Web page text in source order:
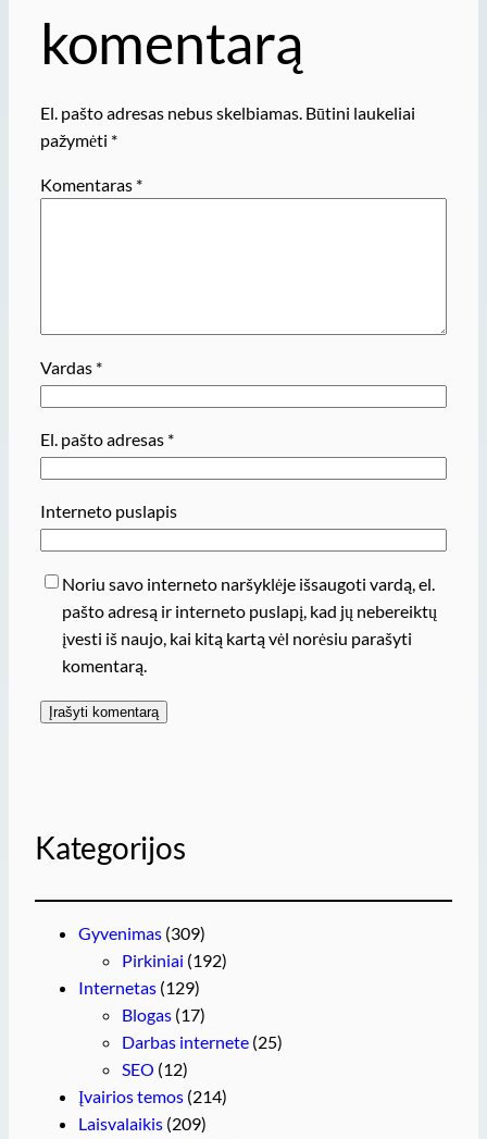
komentarą
El. pašto adresas nebus skelbiamas. Būtini laukeliai
pažymėti *
Komentaras *
Vardas *
El. pašto adresas *
Interneto puslapis
Noriu savo interneto naršyklėje išsaugoti vardą, el.
pašto adresą ir interneto puslapį, kad jų nebereiktų
įvesti iš naujo, kai kitą kartą vėl norėsiu parašyti
komentarą.
Kategorijos
Gyvenimas (309)
Pirkiniai (192)
Internetas (129)
Blogas (17)
Darbas internete (25)
SEO (12)
Įvairios temos (214)
Laisvalaikis (209)